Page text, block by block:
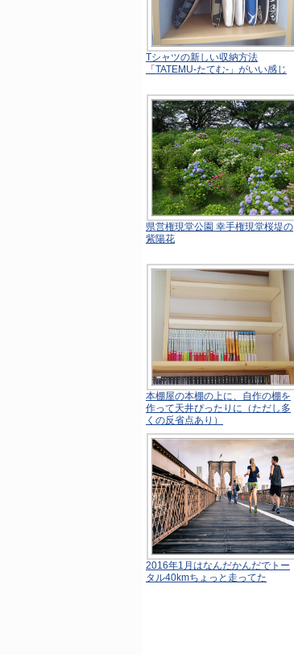
Tシャツの新しい収納方法
「TATEMU-たてむ-」がいい感じ
県営権現堂公園 幸手権現堂桜堤の
紫陽花
本棚屋の本棚の上に、自作の棚を
作って天井ぴったりに（ただし多
くの反省点あり）
2016年1月はなんだかんだでトー
タル40kmちょっと走ってた